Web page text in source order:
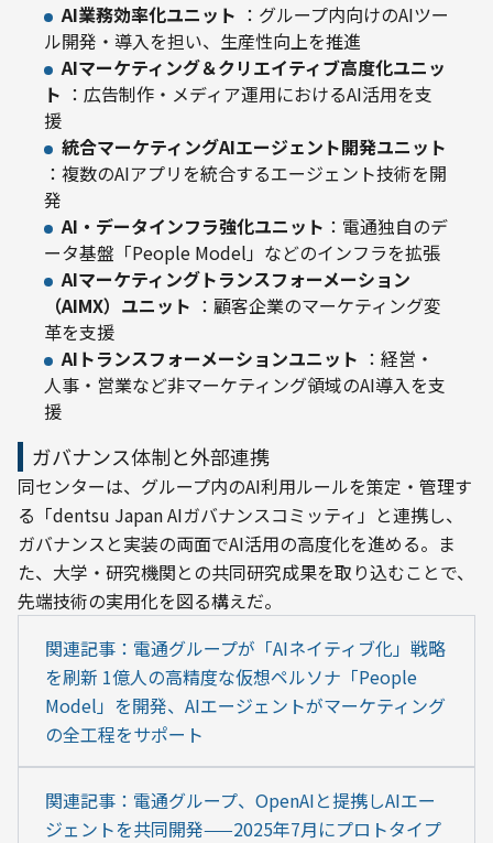
AI業務効率化ユニット ：グループ内向けのAIツー
ル開発・導入を担い、生産性向上を推進
AIマーケティング＆クリエイティブ高度化ユニッ
ト ：広告制作・メディア運用におけるAI活用を支
援
統合マーケティングAIエージェント開発ユニット
：複数のAIアプリを統合するエージェント技術を開
発
AI・データインフラ強化ユニット ：電通独自のデ
ータ基盤「People Model」などのインフラを拡張
AIマーケティングトランスフォーメーション
（AIMX）ユニット ：顧客企業のマーケティング変
革を支援
AIトランスフォーメーションユニット ：経営・
人事・営業など非マーケティング領域のAI導入を支
援
ガバナンス体制と外部連携
同センターは、グループ内のAI利用ルールを策定・管理す
る「dentsu Japan AIガバナンスコミッティ」と連携し、
ガバナンスと実装の両面でAI活用の高度化を進める。ま
た、大学・研究機関との共同研究成果を取り込むことで、
先端技術の実用化を図る構えだ。
関連記事：電通グループが「AIネイティブ化」戦略
を刷新 1億人の高精度な仮想ペルソナ「People
Model」を開発、AIエージェントがマーケティング
の全工程をサポート
関連記事：電通グループ、OpenAIと提携しAIエー
ジェントを共同開発——2025年7月にプロトタイプ